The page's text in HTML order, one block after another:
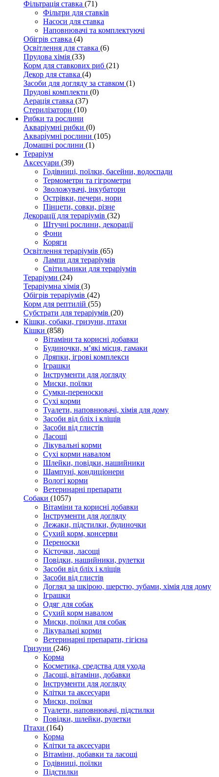
Фільтрація ставка (71)
Фільтри для ставків
Насоси для ставка
Наповнювачі та комплектуючі
Обігрів ставка (4)
Освітлення для ставка (6)
Прудова хімія (33)
Корм для ставкових риб (21)
Декор для ставка (4)
Засоби для догляду за ставком (1)
Прудові комплекти (0)
Аерація ставка (37)
Стерилізатори (10)
Рибки та рослини
Акваріумні рибки (0)
Акваріумні рослини (105)
Домашні рослини (1)
Тераріум
Аксесуари (39)
Годівниці, поїлки, басейни, водоспади
Термометри та гігрометри
Зволожувачі, інкубатори
Острівки, печери, нори
Пінцети, совки, різне
Декорації для тераріумів (32)
Штучні рослини, декорації
Фони
Коряги
Освітлення тераріумів (65)
Лампи для тераріумів
Світильники для тераріумів
Тераріуми (24)
Тераріумна хімія (3)
Обігрів тераріумів (42)
Корм для рептилій (55)
Субстрати для тераріумів (20)
Кішки, собаки, гризуни, птахи
Кішки (858)
Вітаміни та корисні добавки
Будиночки, м’які місця, гамаки
Дряпки, ігрові комплекси
Іграшки
Інструменти для догляду
Миски, поїлки
Сумки-переноски
Сухі корми
Туалети, наповнювачі, хімія для дому
Засоби від бліх і кліщів
Засоби від глистів
Ласощі
Лікувальні корми
Сухі корми навалом
Шлейки, повідки, нашийники
Шампуні, кондиціонери
Вологі корми
Ветеринарні препарати
Собаки (1057)
Вітаміни та корисні добавки
Інструменти для догляду
Лежаки, підстилки, будиночки
Сухий корм, консерви
Переноски
Кісточки, ласощі
Повідки, нашийники, рулетки
Засоби від бліх і кліщів
Засоби від глистів
Догляд за шкірою, шерстю, зубами, хімія для дому
Іграшки
Одяг для собак
Сухий корм навалом
Миски, поїлки для собак
Лікувальні корми
Ветеринарні препарати, гігієна
Гризуни (246)
Корма
Косметика, средства для ухода
Ласощі, вітаміни, добавки
Інструменти для догляду
Клітки та аксесуари
Миски, поїлки
Туалети, наповнювачі, підстилки
Повідки, шлейки, рулетки
Птахи (164)
Корма
Клітки та аксесуари
Вітаміни, добавки та ласощі
Годівниці, поїлки
Підстилки